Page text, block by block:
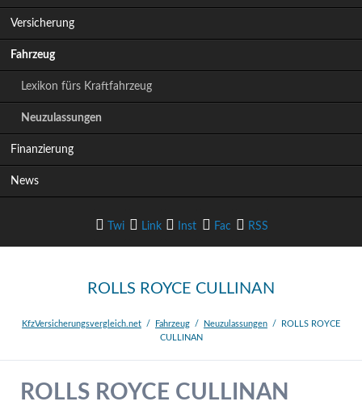
a
i
n
Versicherung
Fahrzeug
Lexikon fürs Kraftfahrzeug
Neuzulassungen
Finanzierung
News
Twi
tter
Link
edIn
Inst
agram
Fac
ebook
RSS
-Feed
ROLLS ROYCE CULLINAN
KfzVersicherungsvergleich.net Fahrzeug Neuzulassungen
ROLLS ROYCE
CULLINAN
ROLLS ROYCE CULLINAN